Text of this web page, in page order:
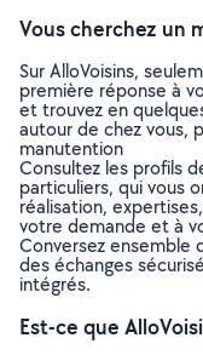
Vous cherchez un
Sur AlloVoisins,
première réponse à
et trouvez en
autour de chez vous,
manutention
Consultez les profils
particuliers, qui vous
réalisation,
votre demande et à
Conversez ensemble
des échanges
intégrés.
Est-ce que